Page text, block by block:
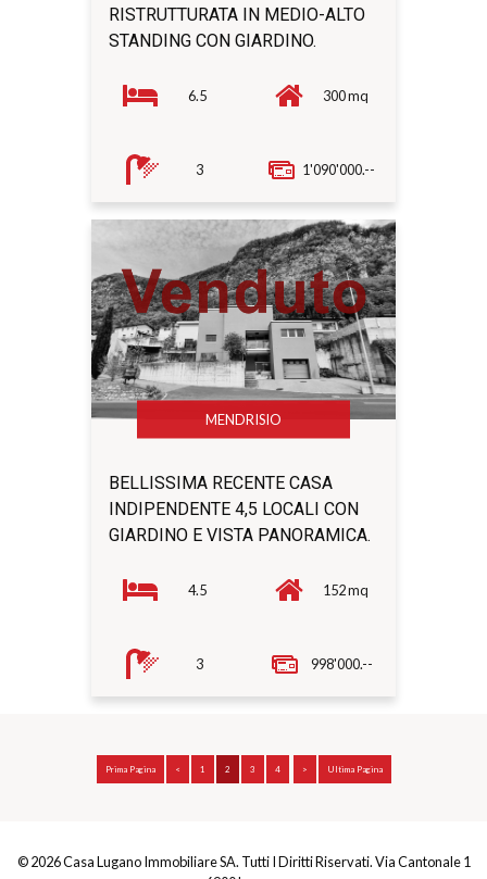
RISTRUTTURATA IN MEDIO-ALTO
STANDING CON GIARDINO.
1'090'000.--
6.5 300 mq
3
MENDRISIO
BELLISSIMA RECENTE CASA
INDIPENDENTE 4,5 LOCALI CON
GIARDINO E VISTA PANORAMICA.
998'000.--
4.5 152 mq
3
Prima Pagina < 1 2 3 4 > Ultima Pagina
© 2026 Casa Lugano Immobiliare SA. Tutti I Diritti Riservati. Via Cantonale 1